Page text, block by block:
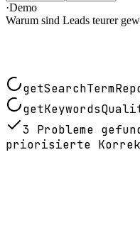
·Demo
Warum sind Leads teurer
getKeywords
3 Probleme
priorisierte